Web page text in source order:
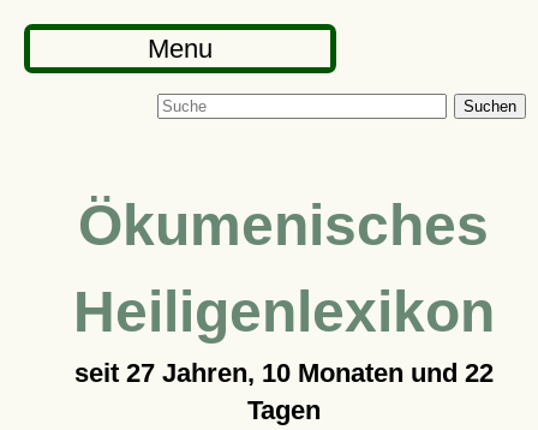
Menu
Suchen
Ökumenisches
Heiligenlexikon
seit 27 Jahren, 10 Monaten und 22
Tagen